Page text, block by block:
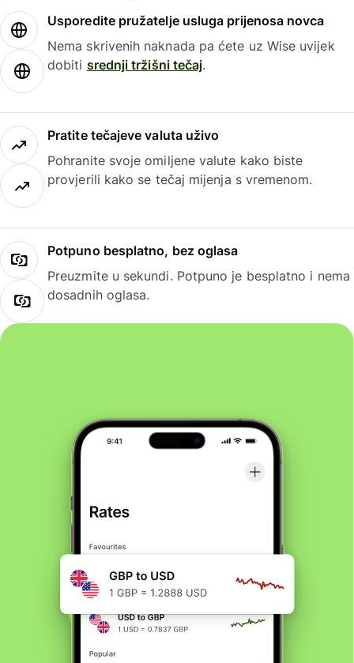
Usporedite pružatelje usluga prijenosa novca
Nema skrivenih naknada pa ćete uz Wise uvijek
dobiti srednji tržišni tečaj.
Pratite tečajeve valuta uživo
Pohranite svoje omiljene valute kako biste
provjerili kako se tečaj mijenja s vremenom.
Potpuno besplatno, bez oglasa
Preuzmite u sekundi. Potpuno je besplatno i nema
dosadnih oglasa.